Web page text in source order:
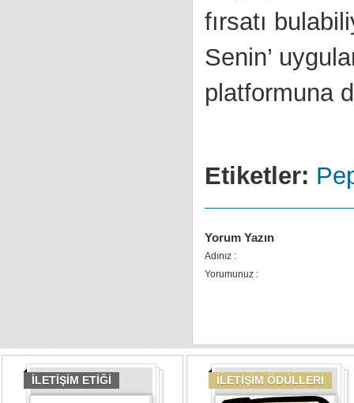
fırsatı
Senin’
platformuna
Etiketler:
Yorum Yazın
Adınız :
Yorumunuz :
İLETİŞİM ETİĞİ İLETİŞİM ÖDÜLLERİ